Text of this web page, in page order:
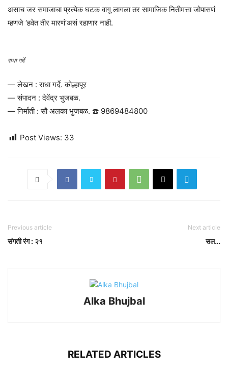
असाच जर समाजाचा प्रत्येक घटक वागू लागला तर‌ सामाजिक नितीमत्ता जोपासणं
म्हणजे ‘हवेत तीर मारणं’असं रहाणार नाही.
राधा गर्दे
— लेखन : राधा गर्दे. कोल्हापूर
— संपादन : देवेंद्र भुजबळ.
— निर्माती : सौ अलका भुजबळ. ☎️ 9869484800
Post Views: 33
Previous article
संगती रंग : २१
Next article
सल…
Alka Bhujbal
RELATED ARTICLES